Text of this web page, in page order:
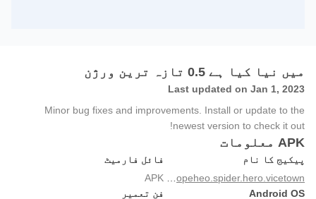
میں نیا کیا ہے 0.5 تازہ ترین ورژن
Last updated on Jan 1, 2023
Minor bug fixes and improvements. Install or update to the
newest version to check it out!
APK معلومات
پیکیج کا نام
فائل فارمیٹ
APK
Android OS
فن تعمیر